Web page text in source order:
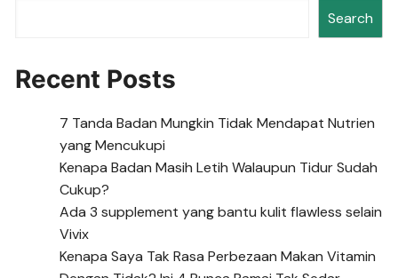
Search
Recent Posts
7 Tanda Badan Mungkin Tidak Mendapat Nutrien
yang Mencukupi
Kenapa Badan Masih Letih Walaupun Tidur Sudah
Cukup?
Ada 3 supplement yang bantu kulit flawless selain
Vivix
Kenapa Saya Tak Rasa Perbezaan Makan Vitamin